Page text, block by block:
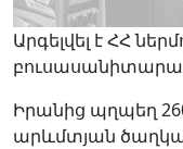
Արգելվել է ՀՀ
Իրանից պղպեղ
արևմտյան